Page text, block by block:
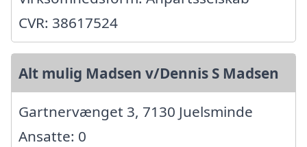
CVR: 38617524
Alt mulig Madsen v/Dennis S Madsen
Gartnervænget 3, 7130 Juelsminde
Ansatte: 0